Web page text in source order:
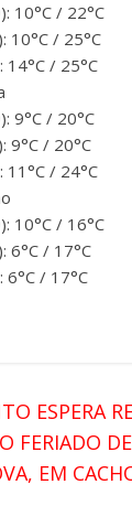
10°C / 22°C
10°C / 25°C
14°C / 25°C
9°C / 20°C
9°C / 20°C
11°C / 24°C
10°C / 16°C
6°C / 17°C
/ 17°C
ESPERA
FERIADO
EM